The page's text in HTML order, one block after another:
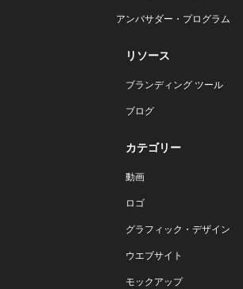
アンバサダー・プログラム
リソース
ブランディング ツール
ブログ
カテゴリー
動画
ロゴ
グラフィック・デザイン
ウエブサイト
モックアップ